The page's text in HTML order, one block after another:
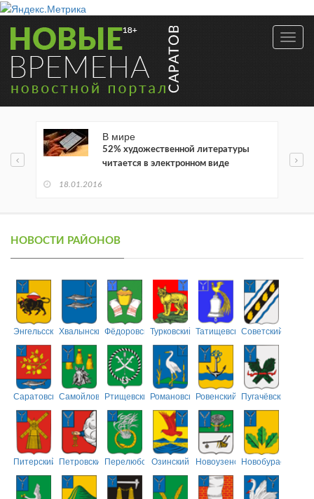
В мире
52% художественной литературы
читается в электронном виде
18.01.2016
НОВОСТИ РАЙОНОВ
ЭнгельсскийХвалынскийФёдоровскийТурковский ТатищевскийСоветский
СаратовскийСамойловскийРтищевскийРомановскийРовенский Пугачёвский
Питерский ПетровскийПерелюбскийОзинский НовоузенскийНовобурасский